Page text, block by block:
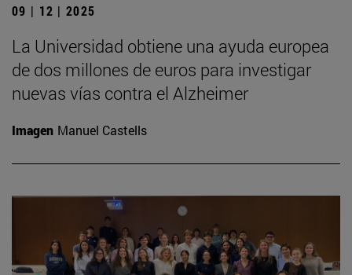
09 | 12 | 2025
La Universidad obtiene una ayuda europea
de dos millones de euros para investigar
nuevas vías contra el Alzheimer
Imagen Manuel Castells